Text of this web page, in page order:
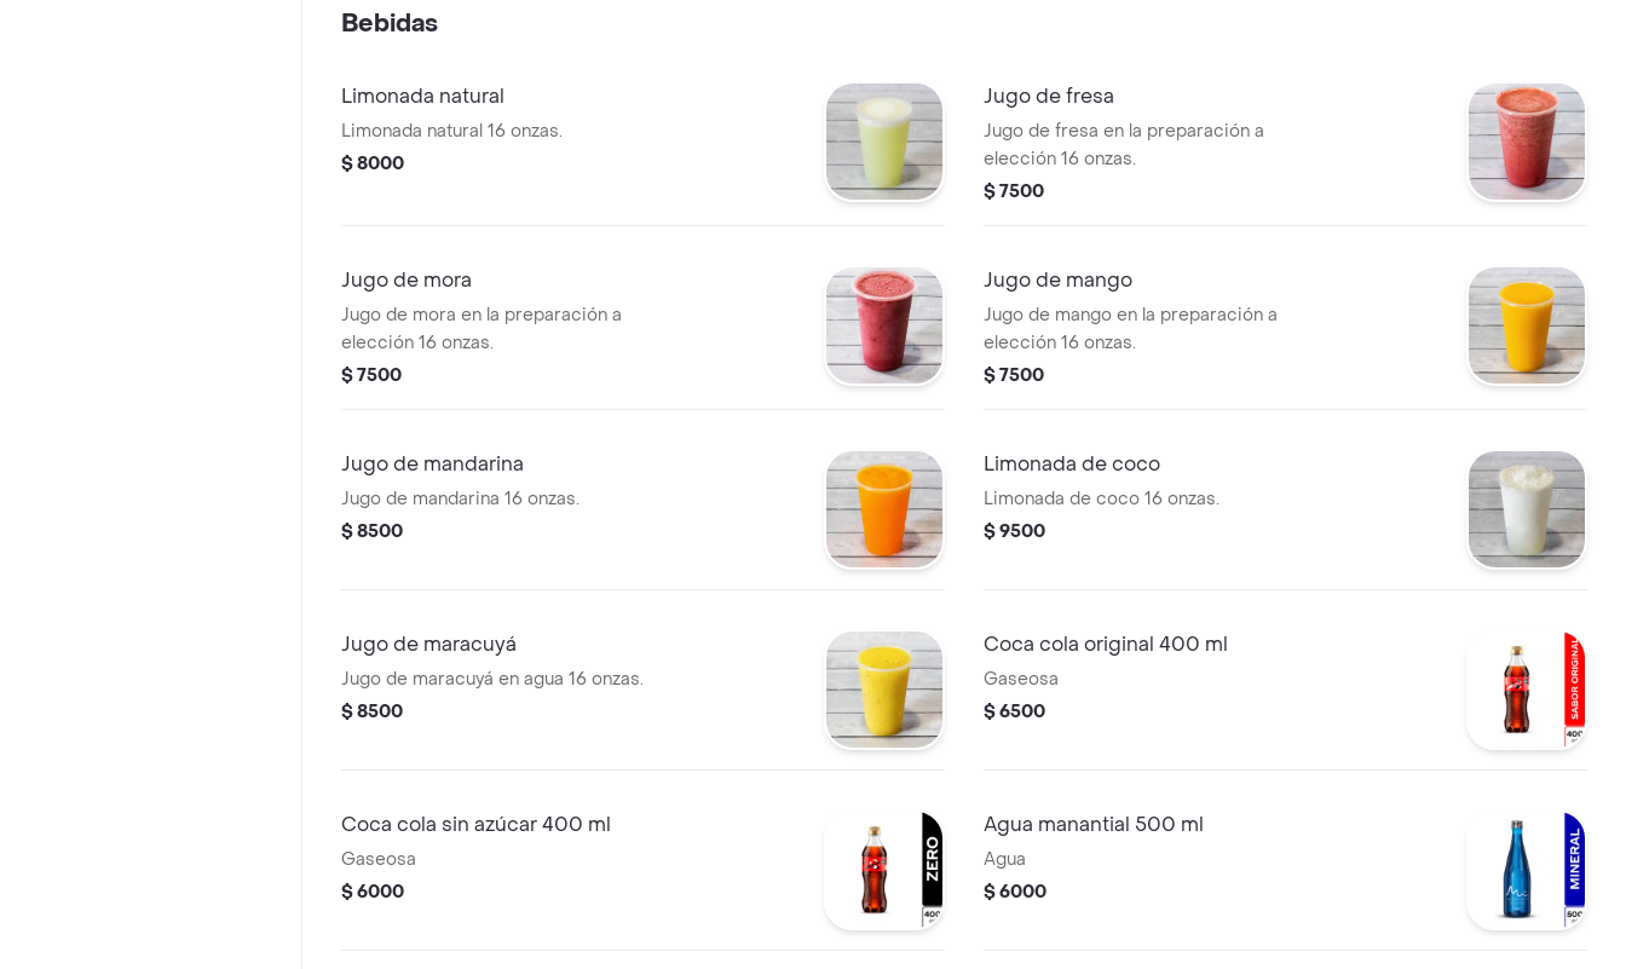
Bebidas
Limonada natural
Limonada natural 16 onzas.
$ 8000
Jugo de fresa
Jugo de fresa en la preparación a
elección 16 onzas.
$ 7500
Jugo de mora
Jugo de mora en la preparación a
elección 16 onzas.
$ 7500
Jugo de mango
Jugo de mango en la preparación a
elección 16 onzas.
$ 7500
Jugo de mandarina
Jugo de mandarina 16 onzas.
$ 8500
Limonada de coco
Limonada de coco 16 onzas.
$ 9500
Jugo de maracuyá
Jugo de maracuyá en agua 16 onzas.
$ 8500
Coca cola original 400 ml
Gaseosa
$ 6500
Coca cola sin azúcar 400 ml
Gaseosa
$ 6000
Agua manantial 500 ml
Agua
$ 6000